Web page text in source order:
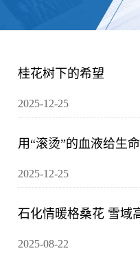
桂花树下的希望
2025-12-25
用“滚烫”的血液给生
2025-12-25
石化情暖格桑花 雪域
2025-08-22